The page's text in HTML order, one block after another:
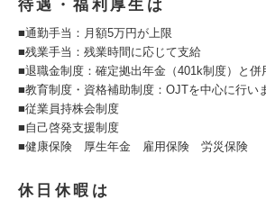
待遇・福利厚生は
■通勤手当：月額5万円が上限
■残業手当：残業時間に応じて支給
■退職金制度：確定拠出年金（401k制度）と併
■教育制度・資格補助制度：OJTを中心に行い
■従業員持株会制度
■自己啓発支援制度
■健康保険 厚生年金 雇用保険 労災保険
休日休暇は